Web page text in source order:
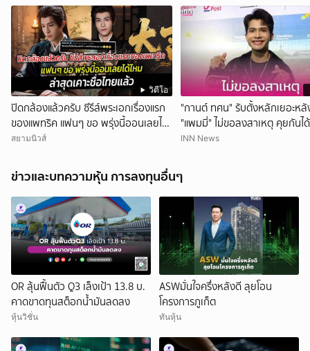
วิดีโอ
ปิดกล้องแล้วครับ ซีรีส์พระเอกเรื่องแรก
ของแพทริค แฟนๆ ขอ พรุ่งนี้ออนเลยได้
ไหม ล่าสุดเคาะชื่อไทยแล้ว
สยามนิวส์
"กานต์ ทศน" รับตั้งหลักเยอะหลั
"แพมมี่" ไม่ขอลงสาเหตุ คุยกันไ
เดิม
INN News
ข่าวและบทความหุ้น การลงทุนอื่นๆ
OR ลุ้นฟื้นตัว Q3 เล็งเป้า 13.8 บ.
คาดขาดทุนสต็อกน้ำมันลดลง
หุ้นวิชั่น
ASWมั่นใจครึ่งหลังดี ลุยโอน
โครงการภูเก็ต
ทันหุ้น